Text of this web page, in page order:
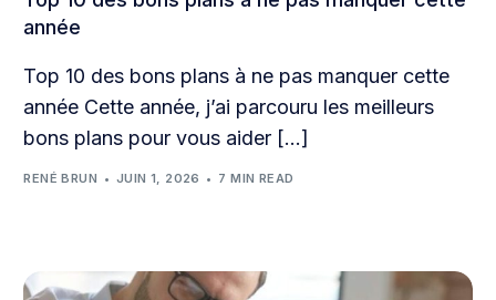
année
Top 10 des bons plans à ne pas manquer cette
année Cette année, j’ai parcouru les meilleurs
bons plans pour vous aider […]
RENÉ BRUN JUIN 1, 2026 7 MIN READ